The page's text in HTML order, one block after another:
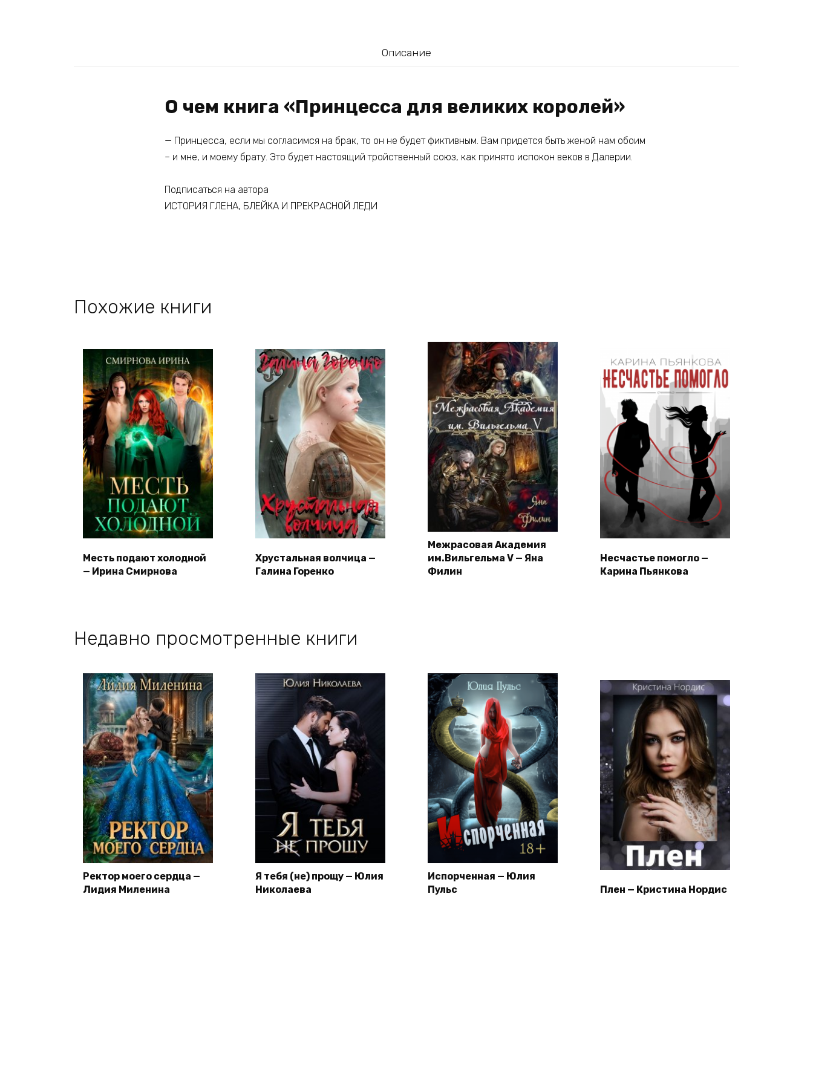
Описание
О чем книга «Принцесса для великих королей»
— Принцесса, если мы согласимся на брак, то он не будет фиктивным. Вам придется быть женой нам обоим
– и мне, и моему брату. Это будет настоящий тройственный союз, как принято испокон веков в Далерии.
Подписаться на автора
ИСТОРИЯ ГЛЕНА, БЛЕЙКА И ПРЕКРАСНОЙ ЛЕДИ
Похожие книги
Месть подают холодной
— Ирина Смирнова
Хрустальная волчица —
Галина Горенко
Межрасовая Академия
им.Вильгельма V — Яна
Филин
Несчастье помогло —
Карина Пьянкова
Недавно просмотренные книги
Ректор моего сердца —
Лидия Миленина
Я тебя (не) прощу — Юлия
Николаева
Испорченная — Юлия
Пульс
Плен — Кристина Нордис